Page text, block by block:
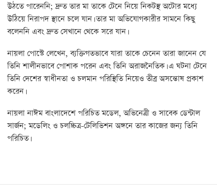
উঠতে পারেননি; দ্রুত তার মা তাকে টেনে নিয়ে নিকটস্থ অটোর মধ্যে
উঠিয়ে নিরাপদ স্থানে চলে যান। তার মা অভিযোগকারীর সামনে কিছু
বলেননি এবং দ্রুত সেখানে থেকে সরে যান।
নায়লা পোস্টে লেখেন, ব্যক্তিগতভাবে যারা তাকে চেনেন তারা জানেন যে
তিনি শালীনভাবে পোশাক পরেন এবং তিনি অরাজনৈতিক। এ ঘটনা টেনে
তিনি দেশের স্বাধীনতা ও চলমান পরিস্থিতি নিয়েও তীব্র অসন্তোষ প্রকাশ
করেন।
নায়লা নাঈম বাংলাদেশে পরিচিত মডেল, অভিনেত্রী ও সাবেক ডেন্টাল
সার্জন; মডেলিং ও চলচ্চিত্র-টেলিভিশন অঙ্গনে তার কাজের জন্য তিনি
পরিচিত।